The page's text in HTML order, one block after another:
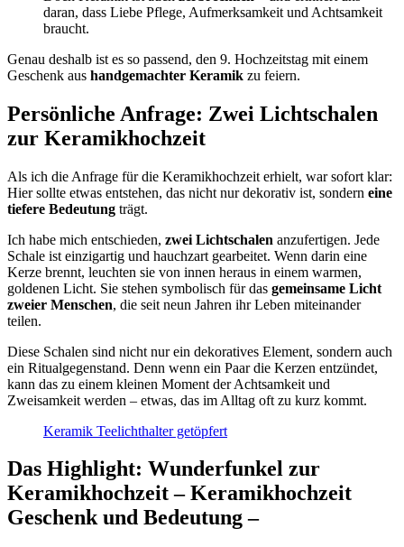
daran, dass Liebe Pflege, Aufmerksamkeit und Achtsamkeit
braucht.
Genau deshalb ist es so passend, den 9. Hochzeitstag mit einem
Geschenk aus handgemachter Keramik zu feiern.
Persönliche Anfrage: Zwei Lichtschalen
zur Keramikhochzeit
Als ich die Anfrage für die Keramikhochzeit erhielt, war sofort klar:
Hier sollte etwas entstehen, das nicht nur dekorativ ist, sondern eine
tiefere Bedeutung trägt.
Ich habe mich entschieden, zwei Lichtschalen anzufertigen. Jede
Schale ist einzigartig und hauchzart gearbeitet. Wenn darin eine
Kerze brennt, leuchten sie von innen heraus in einem warmen,
goldenen Licht. Sie stehen symbolisch für das gemeinsame Licht
zweier Menschen, die seit neun Jahren ihr Leben miteinander
teilen.
Diese Schalen sind nicht nur ein dekoratives Element, sondern auch
ein Ritualgegenstand. Denn wenn ein Paar die Kerzen entzündet,
kann das zu einem kleinen Moment der Achtsamkeit und
Zweisamkeit werden – etwas, das im Alltag oft zu kurz kommt.
Keramik Teelichthalter getöpfert
Das Highlight: Wunderfunkel zur
Keramikhochzeit – Keramikhochzeit
Geschenk und Bedeutung –